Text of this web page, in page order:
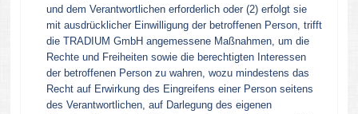
und dem Verantwortlichen erforderlich oder (2) erfolgt sie
mit ausdrücklicher Einwilligung der betroffenen Person, trifft
die TRADIUM GmbH angemessene Maßnahmen, um die
Rechte und Freiheiten sowie die berechtigten Interessen
der betroffenen Person zu wahren, wozu mindestens das
Recht auf Erwirkung des Eingreifens einer Person seitens
des Verantwortlichen, auf Darlegung des eigenen